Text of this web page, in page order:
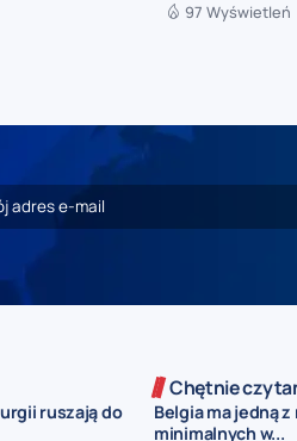
97 Wyświetleń
ruszają do
Chętnie
Belgia ma jedną
minimalnych w...